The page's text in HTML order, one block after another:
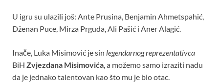
U igru su ulazili još: Ante Prusina, Benjamin Ahmetspahić,
Dženan Puce, Mirza Prguda, Ali Pašić i Aner Alagić.
Inače, Luka Misimović je sin legendarnog reprezentativca
BiH Zvjezdana Misimovića , a možemo samo izraziti nadu
da je jednako talentovan kao što mu je bio otac.